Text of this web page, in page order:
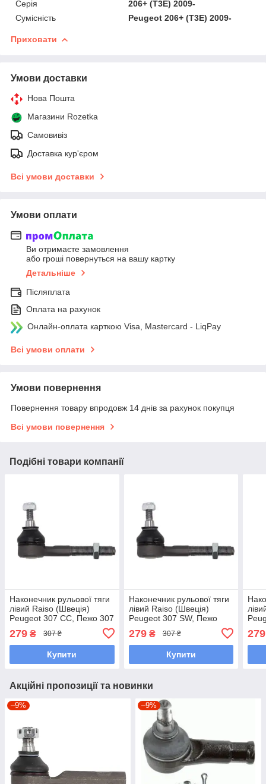
Серія
206+ (T3E) 2009-
Сумісність
Peugeot 206+ (T3E) 2009-
Приховати
Умови доставки
Нова Пошта
Магазини Rozetka
Самовивіз
Доставка кур'єром
Всі умови доставки
Умови оплати
Ви отримаєте замовлення
або гроші повернуться на вашу картку
Детальніше
Післяплата
Оплата на рахунок
Онлайн-оплата карткою Visa, Mastercard - LiqPay
Всі умови оплати
Умови повернення
Повернення товару впродовж 14 днів за рахунок покупця
Всі умови повернення
Подібні товари компанії
Наконечник рульової тяги
лівий Raiso (Швеція)
Peugeot 307 CC, Пежо 307
UAXSCPV7
279 ₴ 307 ₴
Купити
Наконечник рульової тяги
лівий Raiso (Швеція)
Peugeot 307 SW, Пежо
307 СФ 82- #RL-381742C
UAXSCPV7
279₴ 307 ₴
Купити
279
Акційні пропозиції та новинки
–9% –9%